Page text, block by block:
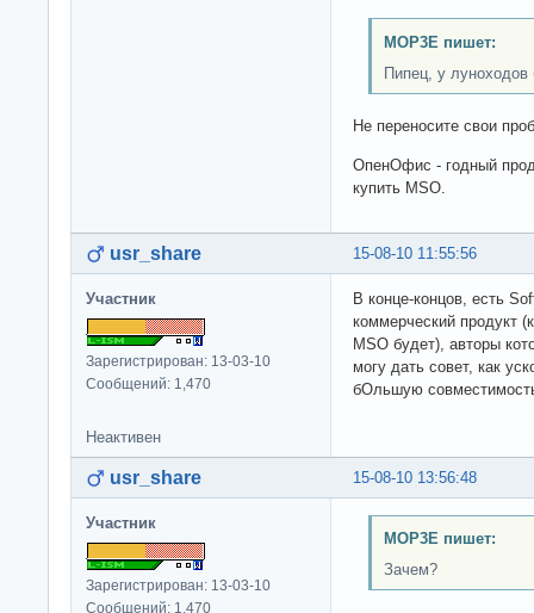
MOP3E пишет:
Пипец, у луноходов
Не переносите свои
ОпенОфис - годный
купить MSO.
15-08-10 11:55:56
usr_share
Участник
Зарегистрирован: 13-03-10
Сообщений: 1,470
В конце-концов, есть
коммерческий продукт
MSO будет), авторы
могу дать совет, как
бОльшую
Неактивен
15-08-10 13:56:48
usr_share
Участник
Зарегистрирован: 13-03-10
Сообщений: 1,470
MOP3E пишет:
Зачем?